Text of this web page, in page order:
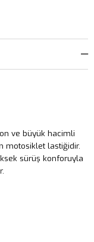
ve büyük hacimli
motosiklet lastiğidir.
sürüş konforuyla